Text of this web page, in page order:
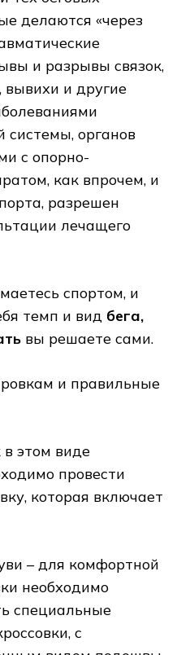
делаются «через
и разрывы связок,
и другие
системы, органов
с опорно-
как впрочем, и
разрешен
лечащего
спортом, и
темп и вид бега,
вы решаете сами.
и правильные
этом виде
провести
которая включает
– для комфортной
необходимо
специальные
с